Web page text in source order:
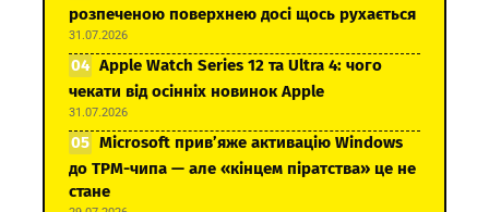
розпеченою поверхнею досі щось рухається
31.07.2026
Apple Watch Series 12 та Ultra 4: чого
чекати від осінніх новинок Apple
31.07.2026
Microsoft прив’яже активацію Windows
до TPM-чипа — але «кінцем піратства» це не
стане